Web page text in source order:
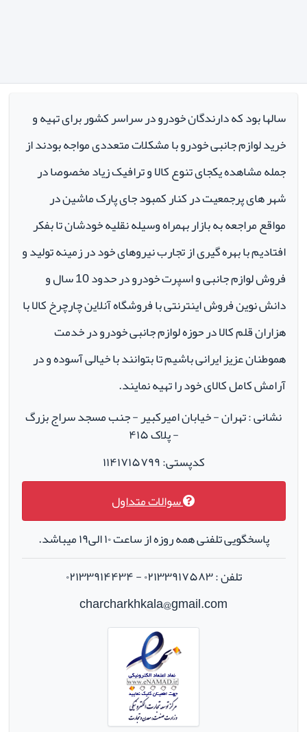
سالها بود که دارندگان خودرو در سراسر کشور برای تهیه و
خرید لوازم جانبی خودرو با مشکلات متعددی مواجه بودند از
جمله مشاهده یکجای تنوع کالا و ترافیک زیاد مخصوصا در
شهر های پرجمعیت در کنار کمبود جای پارک ماشین در
مواقع مراجعه به بازار بهمراه وسیله نقلیه خودشان تا بفکر
افتادیم با بهره گیری از تجارب نیروهای خود در زمینه تولید و
فروش لوازم جانبی و اسپرت خودرو در حدود 10 سال و
دانش نوین فروش اینترنتی با فروشگاه آنلاین چارچرخ کالا با
هزاران قلم کالا در حوزه لوازم جانبی خودرو در خدمت
هموطنان عزیز ایرانی باشیم تا بتوانند با خیالی آسوده و در
آرامش کامل کالای خود را تهیه نمایند.
نشانی : تهران - خیابان امیرکبیر - جنب مسجد سراج بزرگ
- پلاک ۴۱۵
کدپستی: ۱۱۴۱۷۱۵۷۹۹
سوالات متداول
پاسخگویی تلفنی همه روزه از ساعت ۱۰ الی۱۹ میباشد.
تلفن : ۰۲۱۳۳۹۱۷۵۸۳ - ۰۲۱۳۳۹۱۴۴۳۴
charcharkhkala@gmail.com